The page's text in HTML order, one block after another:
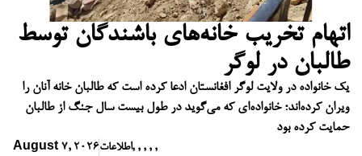
اتهام تخریب خانه‌های باشندگان توسط
طالبان در لوگر
یک خانواده در ولایت لوگر افغانستان ادعا کرده است که طالبان خانه آنان را
ویران کرده‌اند؛ خانواده‌ای که می‌گوید در طول بیست سال جنگ از طالبان
حمایت کرده بود
August 7, 2026اطلاعات, , , , ,